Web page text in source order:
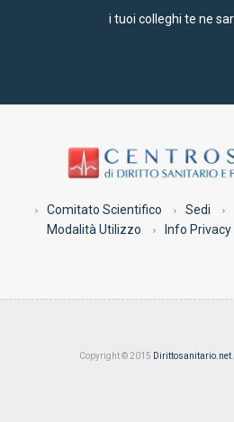
i tuoi colleghi te ne
Comitato Scientifico Sedi
Modalità Utilizzo
Info Privacy
Copyright © 2015 Dirittosanitario.net